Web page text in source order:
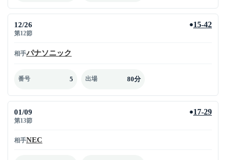
12/26
第12節
●15-42
相手パナソニック
番号 5 出場 80分
01/09
第13節
●17-29
相手NEC